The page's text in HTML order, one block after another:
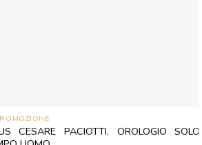
CESARE PACIOTTI. OROLOGIO SOLO